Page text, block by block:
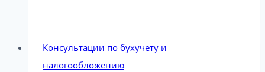
Консультации по бухучету и
налогообложению